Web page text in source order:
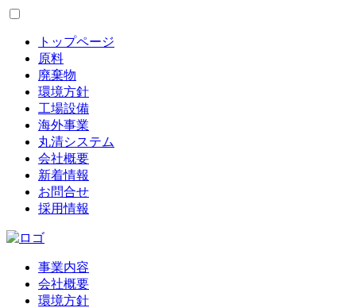
トップページ
原料
廃棄物
環境方針
工場設備
海外事業
丸清システム
会社概要
新着情報
お問合せ
採用情報
事業内容
会社概要
環境方針